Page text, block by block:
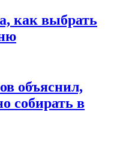
как выбрать
объяснил,
собирать в